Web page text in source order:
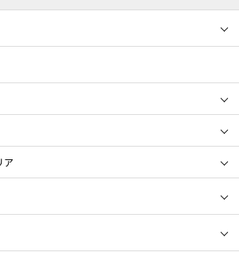
レディース
お歳暮
ジルスチュアート
SK-Ⅱ
エ
新宿高野
ア
ママ＆キッズ
五月人形